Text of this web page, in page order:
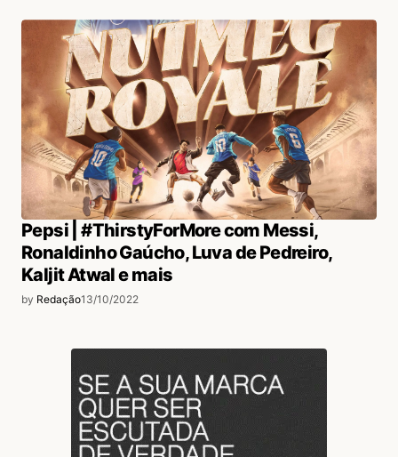
Pepsi | #ThirstyForMore com Messi,
Ronaldinho Gaúcho, Luva de Pedreiro,
Kaljit Atwal e mais
by Redação13/10/2022